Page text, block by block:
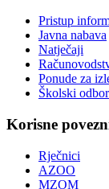
Pristup
Javna nabava
Natječaji
Ponude za
Školski odbor
Korisne
Rječnici
AZOO
MZOM